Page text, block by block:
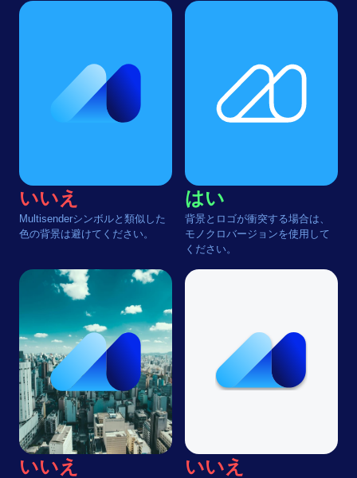
いいえ
Multisenderシンボルと類似した
色の背景は避けてください。
はい
背景とロゴが衝突する場合は、
モノクロバージョンを使用して
ください。
いいえ いいえ